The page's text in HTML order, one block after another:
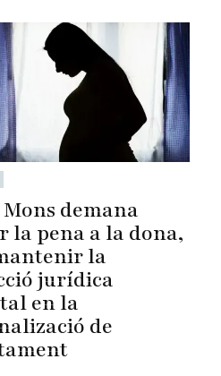
demana
pena a la dona,
la
jurídica
en la
de